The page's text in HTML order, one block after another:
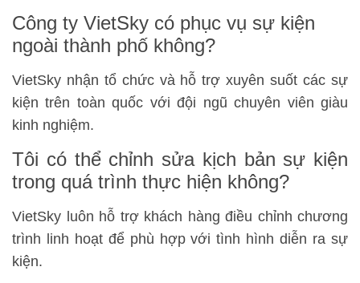
Công ty VietSky có phục vụ sự kiện
ngoài thành phố không?
VietSky nhận tổ chức và hỗ trợ xuyên suốt các sự
kiện trên toàn quốc với đội ngũ chuyên viên giàu
kinh nghiệm.
Tôi có thể chỉnh sửa kịch bản sự kiện
trong quá trình thực hiện không?
VietSky luôn hỗ trợ khách hàng điều chỉnh chương
trình linh hoạt để phù hợp với tình hình diễn ra sự
kiện.